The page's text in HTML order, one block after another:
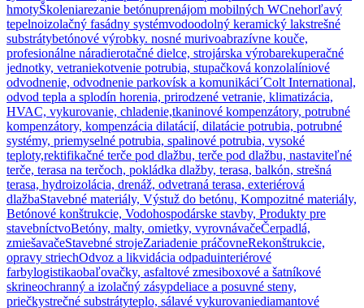
hmotyŠkoleniarezanie betónuprenájom mobilných WCnehorľavý
tepelnoizolačný fasádny systémvodoodolný keramický lakstrešné
substrátybetónové výrobky. nosné murivoabrazívne kouče,
profesionálne náradierotačné dielce, strojárska výrobarekuperačné
jednotky, vetraniekotvenie potrubia, stupačková konzolalíniové
odvodnenie, odvodnenie parkovísk a komunikáci´Colt International,
odvod tepla a splodín horenia, prirodzené vetranie, klimatizácia,
HVAC, vykurovanie, chladenie,tkaninové kompenzátory, potrubné
kompenzátory, kompenzácia dilatácií, dilatácie potrubia, potrubné
systémy, priemyselné potrubia, spalinové potrubia, vysoké
teploty,rektifikačné terče pod dlažbu, terče pod dlažbu, nastaviteľné
terče, terasa na terčoch, pokládka dlažby, terasa, balkón, strešná
terasa, hydroizolácia, drenáž, odvetraná terasa, exteriérová
dlažbaStavebné materiály, Výstuž do betónu, Kompozitné materiály,
Betónové konštrukcie, Vodohospodárske stavby, Produkty pre
stavebníctvoBetóny, malty, omietky, vyrovnávačeČerpadlá,
zmiešavačeStavebné strojeZariadenie práčovneRekonštrukcie,
opravy striechOdvoz a likvidácia odpaduinteriérové
farbylogistikaobaľovačky, asfaltové zmesiboxové a šatníkové
skrineochranný a izolačný zásypdeliace a posuvné steny,
priečkystrečné substrátyteplo, sálavé vykurovaniediamantové